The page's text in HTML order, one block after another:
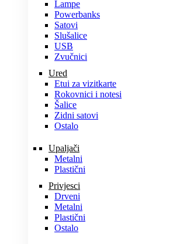
Lampe
Powerbanks
Satovi
Slušalice
USB
Zvučnici
Ured
Etui za vizitkarte
Rokovnici i notesi
Šalice
Zidni satovi
Ostalo
Upaljači
Metalni
Plastični
Privjesci
Drveni
Metalni
Plastični
Ostalo